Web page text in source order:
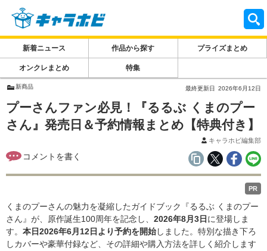
新着ニュース 作品から探す プライズまとめ
オンクレまとめ 特集
新商品 最終更新日 2026年6月12日
プーさんファン必見！『るるぶ くまのプー
さん』発売日＆予約情報まとめ【特典付き】
キャラホビ編集部
PR
くまのプーさんの魅力を凝縮したガイドブック『るるぶ くまのプー
さん』が、原作誕生100周年を記念し、 2026年8月3日 に登場しま
す。 本日2026年6月12日より予約を開始しました。特別な描き下ろ
しカバーや豪華付録など、その詳細や購入方法を詳しく紹介します